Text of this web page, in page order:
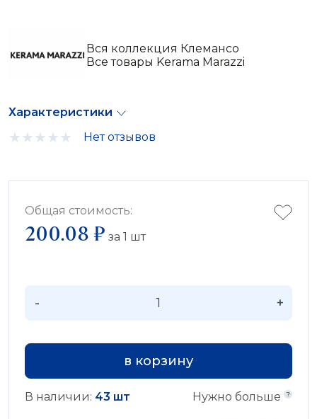
Вся коллекция Клемансо
Все товары Kerama Marazzi
Характеристики
Нет отзывов
Общая стоимость:
200.08 ₽ за 1 шт
- +
в корзину
В наличии: 43 шт Нужно больше